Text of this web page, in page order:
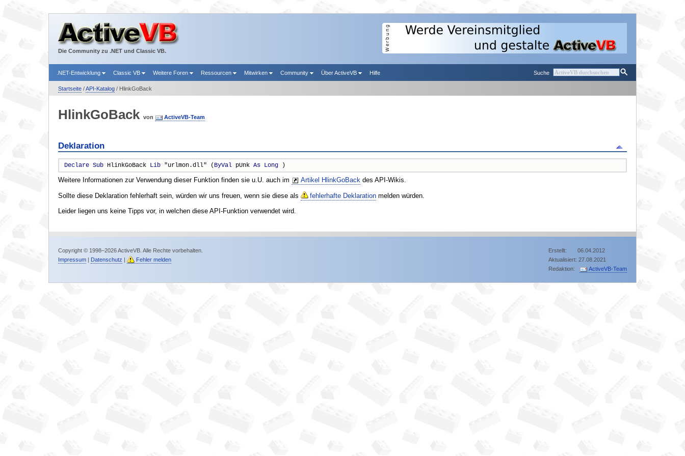
Die Community zu .NET und Classic VB.
Suche
.NET-Entwicklung Classic VB Weitere Foren Ressourcen Mitwirken Community Über ActiveVB Hilfe
Startseite/API-Katalog/ HlinkGoBack
HlinkGoBack von ActiveVB-Team
Deklaration
Declare Sub HlinkGoBack Lib "urlmon.dll" ( ByVal pUnk As Long )
Weitere Informationen zur Verwendung dieser Funktion finden sie u.U. auch im Artikel HlinkGoBack des API-Wikis.
Sollte diese Deklaration fehlerhaft sein, würden wir uns freuen, wenn sie diese als fehlerhafte Deklarationmelden würden.
Leider liegen uns keine Tipps vor, in welchen diese API-Funktion verwendet wird.
Erstellt: 06.04.2012
Aktualisiert: 27.08.2021
Redaktion:
ActiveVB-Team
Copyright © 1998–2026 ActiveVB. Alle Rechte vorbehalten.
Impressum| Datenschutz Fehler melden